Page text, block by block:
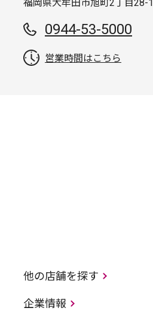
福岡県大牟田市旭町2丁目28-1
0944-53-5000
営業時間はこちら
他の店舗を探す
企業情報